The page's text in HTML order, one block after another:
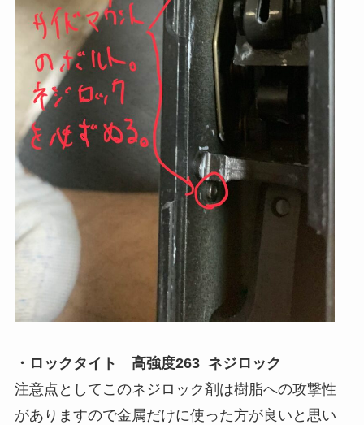
・ロックタイト 高強度263 ネジロック
注意点としてこのネジロック剤は樹脂への攻撃性
がありますので金属だけに使った方が良いと思い